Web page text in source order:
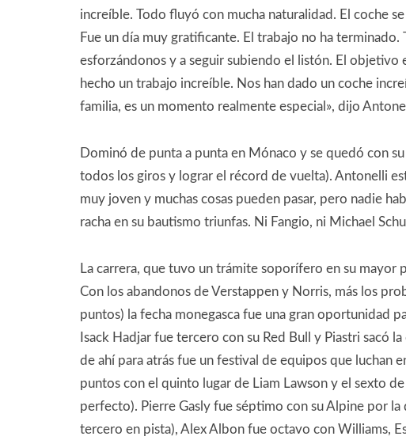
increíble. Todo fluyó con mucha naturalidad. El coche
Fue un día muy gratificante. El trabajo no ha
esforzándonos y a seguir subiendo el listón. El
hecho un trabajo increíble. Nos han dado un coche
familia, es un momento realmente especial», dijo
Dominó de punta a punta en Mónaco y se quedó con
todos los giros y lograr el récord de vuelta). Antonelli
muy joven y muchas cosas pueden pasar, pero nadie
racha en su bautismo triunfas. Ni Fangio, ni Michael
La carrera, que tuvo un trámite soporífero en su mayor
Con los abandonos de Verstappen y Norris, más los
puntos) la fecha monegasca fue una gran oportunidad
Isack Hadjar fue tercero con su Red Bull y Piastri sacó
de ahí para atrás fue un festival de equipos que luchan
puntos con el quinto lugar de Liam Lawson y el sexto
perfecto). Pierre Gasly fue séptimo con su Alpine por
tercero en pista), Alex Albon fue octavo con Williams,